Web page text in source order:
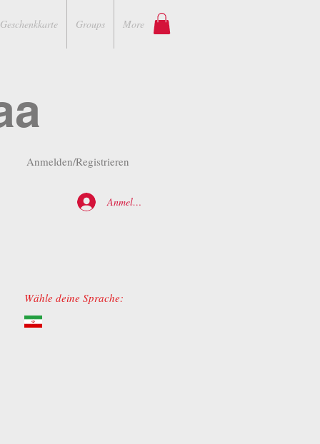
Geschenkkarte Groups More
Anmelden/Registrieren
Anmelden
Wähle deine Sprache: